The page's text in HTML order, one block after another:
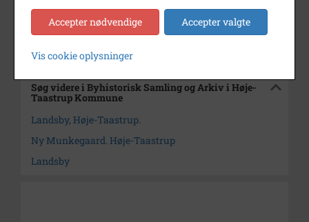
Høje-Taastrup Kommune
Søg videre i Byhistorisk Samling og Arkiv i Høje-
Taastrup Kommune
Landsby, Høje-Taastrup.
Ny Munkegaard. Høje-Taastrup
Landsby
Accepter nødvendige Accepter valgte
Vis cookie oplysninger